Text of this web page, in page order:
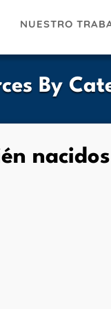
NUESTRO
By